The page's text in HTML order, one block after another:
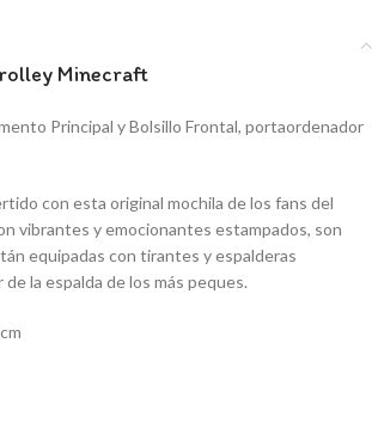
Minecraft
Principal y Bolsillo Frontal, portaordenador
con esta original mochila de los fans del
vibrantes y emocionantes estampados, son
equipadas con tirantes y espalderas
la espalda de los más peques.